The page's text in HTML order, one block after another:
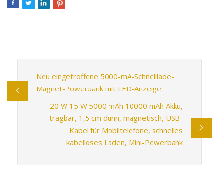
Neu eingetroffene 5000-mA-Schnelllade-
Magnet-Powerbank mit LED-Anzeige
20 W 15 W 5000 mAh 10000 mAh Akku,
tragbar, 1,5 cm dünn, magnetisch, USB-
Kabel für Mobiltelefone, schnelles
kabelloses Laden, Mini-Powerbank